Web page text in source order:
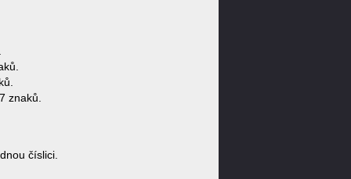
znaků.
číslici.